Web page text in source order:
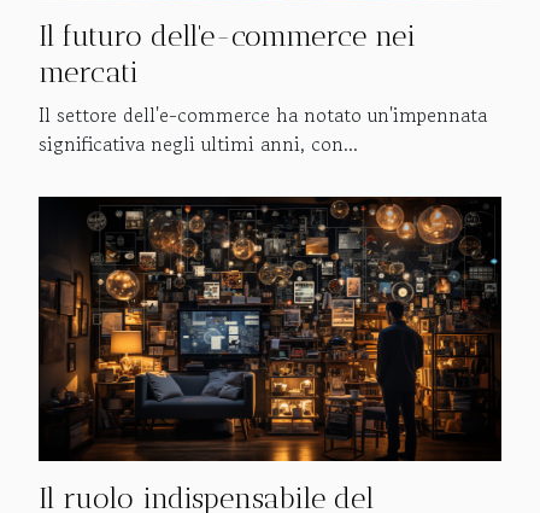
Il futuro dell'e-commerce nei
mercati
Il settore dell'e-commerce ha notato un'impennata
significativa negli ultimi anni, con...
Il ruolo indispensabile del